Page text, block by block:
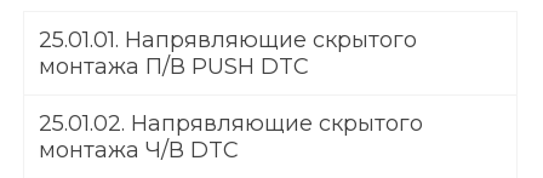
25.01.01. Напрявляющие скрытого
монтажа П/В PUSH DTC
25.01.02. Напрявляющие скрытого
монтажа Ч/В DTC